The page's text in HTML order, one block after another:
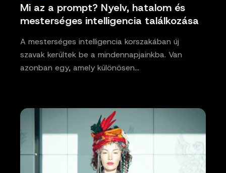
Mi az a prompt? Nyelv, hatalom és
mesterséges intelligencia találkozása
A mesterséges intelligencia korszakában új
szavak kerültek be a mindennapjainkba. Van
azonban egy, amely különösen…